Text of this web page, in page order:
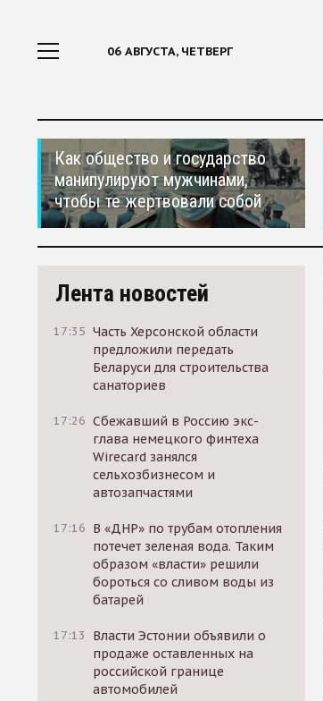
06 АВГУСТА, ЧЕТВЕРГ
Как общество и государство
манипулируют мужчинами,
чтобы те жертвовали собой
Лента новостей
17:35 Часть Херсонской области
предложили передать
Беларуси для строительства
санаториев
17:26 Сбежавший в Россию экс-
глава немецкого финтеха
Wirecard занялся
сельхозбизнесом и
автозапчастями
17:16 В «ДНР» по трубам отопления
потечет зеленая вода. Таким
образом «власти» решили
бороться со сливом воды из
батарей
17:13
Власти Эстонии объявили о
продаже оставленных на
российской границе
автомобилей